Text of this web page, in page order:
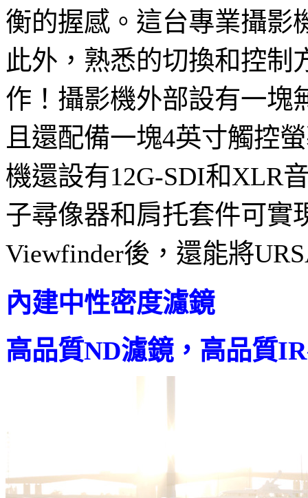
衡的握感。這台專業攝影
此外，熟悉的切換和控制
作！攝影機外部設有一塊
且還配備一塊4英寸觸控
機還設有12G‑SDI和XLR
子尋像器和肩托套件可實
Viewfinder後，還能將
內建中性密度濾鏡
高品質ND濾鏡，高品質